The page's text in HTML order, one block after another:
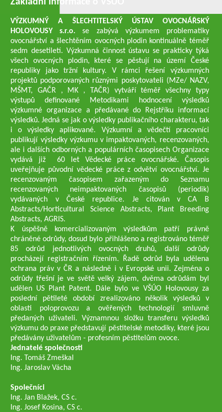
Základní informace o VŠUO
VÝZKUMNÝ A ŠLECHTITELSKÝ ÚSTAV OVOCNÁŘSKÝ
HOLOVOUSY s.r.o.se zabývá výzkumem problematiky
ovocnářství a šlechtěním ovocných plodin kontinuálně téměř
sedm desetiletí. Výzkumná činnost ústavu se prakticky týká
všech ovocných plodin, které se pěstují na území České
republiky jako tržní kultury. V rámci řešení výzkumných
projektů podporovaných různými poskytovateli (MZe/ NAZV,
MŠMT, GAČR , MK , TAČR) vytváří téměř všechny typy
výstupů definované Metodikami hodnocení výsledků
výzkumné organizace a předávané do Rejstříku informací
výsledků. Jedná se jak o výsledky publikačního charakteru, tak
i o výsledky aplikované. Výzkumní a vědečtí pracovníci
publikují výsledky výzkumu v impaktovaných, recenzovaných,
ale i dalších odborných a populárních časopisech Organizace
vydává již 60 let Vědecké práce ovocnářské. Časopis
uveřejňuje původní vědecké práce z odvětví ovocnářství. Je
recenzovaným časopisem zařazeným do Seznamu
recenzovaných neimpaktovaných časopisů (periodik)
vydávaných v České republice. Je citován v CA B
Abstracts/Horticultural Science Abstracts, Plant Breeding
Abstracts, AGRIS.
K úspěšně komercializovaným výsledkům patří právně
chráněné odrůdy, dosud bylo přihlášeno a registrováno téměř
85 odrůd jednotlivých ovocných druhů, další odrůdy
procházejí registračním řízením. Řadě odrůd byla udělena
ochrana práv v ČR a následně i v Evropské unii. Zejména o
odrůdy třešní je ve světě velký zájem, dvěma odrůdám byl
udělen US Plant Patent. Dále bylo ve VŠÚO Holovousy za
poslední pětileté období zrealizováno několik výsledků v
oblasti poloprovozu a ověřených technologií smluvně
předaných uživateli. Významnou složku transferu výsledků
výzkumu do praxe představují pěstitelské metodiky, které jsou
předávány uživatelům - profesním pěstitelům ovoce.
Jednatelé společnosti
Ing. Tomáš Zmeškal
Ing. Jaroslav Vácha
Společníci
Ing. Jan Blažek, CS c.
Ing. Josef Kosina, CS c.